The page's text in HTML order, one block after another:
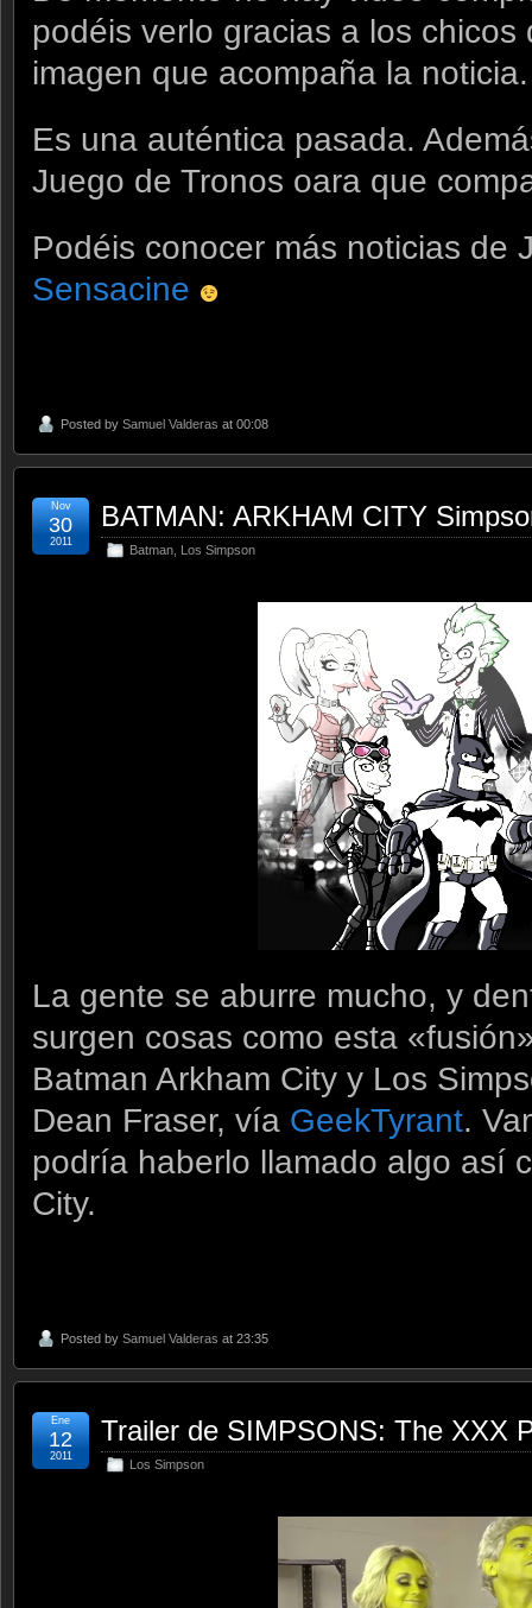
podéis verlo gracias a los
imagen que acompaña la noticia.
Es una auténtica pasada.
Juego de Tronos oara que
Podéis conocer más noticias de
Sensacine
Posted by Samuel Valderas at 00:08
BATMAN: ARKHAM CITY
Batman Los Simpson
Nov
30
2011
La gente se aburre mucho, y
surgen cosas como esta
Batman Arkham City y Los
Dean Fraser, vía GeekTyrant.
podría haberlo llamado algo así
City.
Posted by Samuel Valderas at 23:35
Trailer de SIMPSONS: The XXX
Los Simpson
Ene
12
2011